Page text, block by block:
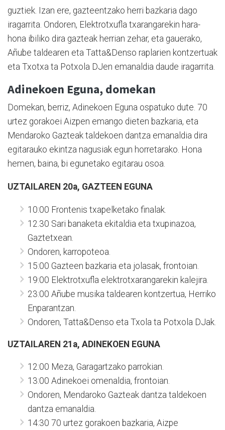
guztiek. Izan ere, gazteentzako herri bazkaria dago
iragarrita. Ondoren, Elektrotxufla txarangarekin hara-
hona ibiliko dira gazteak herrian zehar, eta gauerako,
Añube taldearen eta Tatta&Denso raplarien kontzertuak
eta Txotxa ta Potxola DJen emanaldia daude iragarrita.
Adinekoen Eguna, domekan
Domekan, berriz, Adinekoen Eguna ospatuko dute. 70
urtez gorakoei Aizpen emango dieten bazkaria, eta
Mendaroko Gazteak taldekoen dantza emanaldia dira
egitarauko ekintza nagusiak egun horretarako. Hona
hemen, baina, bi egunetako egitarau osoa.
UZTAILAREN 20a, GAZTEEN EGUNA
10:00 Frontenis txapelketako finalak.
12.30 Sari banaketa ekitaldia eta txupinazoa,
Gaztetxean.
Ondoren, karropoteoa.
15:00 Gazteen bazkaria eta jolasak, frontoian.
19:00 Elektrotxufla elektrotxarangarekin kalejira.
23:00 Añube musika taldearen kontzertua, Herriko
Enparantzan.
Ondoren, Tatta&Denso eta Txola ta Potxola DJak.
UZTAILAREN 21a, ADINEKOEN EGUNA
12:00 Meza, Garagartzako parrokian.
13:00 Adinekoei omenaldia, frontoian.
Ondoren, Mendaroko Gazteak dantza taldekoen
dantza emanaldia.
14:30 70 urtez gorakoen bazkaria, Aizpe